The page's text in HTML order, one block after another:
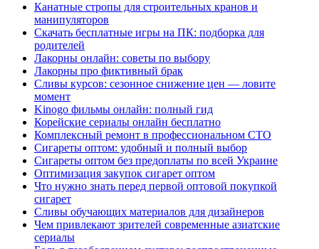
Канатные стропы для строительных кранов и
манипуляторов
Скачать бесплатные игры на ПК: подборка для
родителей
Лакорны онлайн: советы по выбору
Лакорны про фиктивный брак
Сливы курсов: сезонное снижение цен — ловите
момент
Kinogo фильмы онлайн: полный гид
Корейские сериалы онлайн бесплатно
Комплексный ремонт в профессиональном СТО
Сигареты оптом: удобный и полный выбор
Сигареты оптом без предоплаты по всей Украине
Оптимизация закупок сигарет оптом
Что нужно знать перед первой оптовой покупкой
сигарет
Сливы обучающих материалов для дизайнеров
Чем привлекают зрителей современные азиатские
сериалы